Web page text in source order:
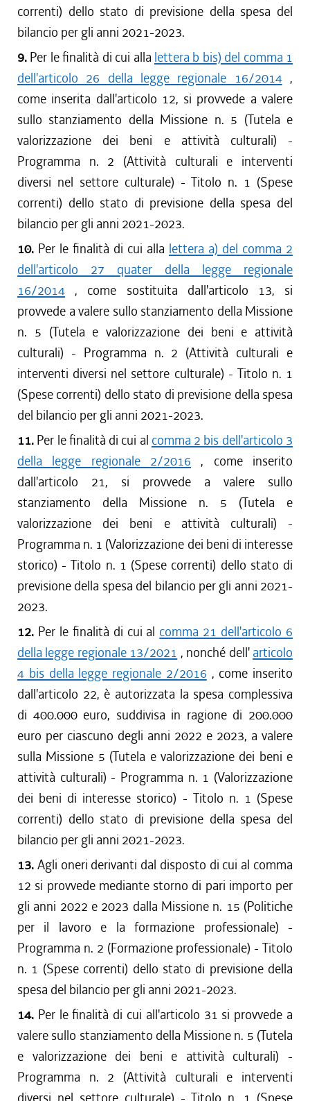
correnti) dello stato di previsione della spesa del
bilancio per gli anni 2021-2023.
9. Per le finalità di cui alla lettera b bis) del comma 1
dell'articolo 26 della legge regionale 16/2014,
come inserita dall'articolo 12, si provvede a valere
sullo stanziamento della Missione n. 5 (Tutela e
valorizzazione dei beni e attività culturali) -
Programma n. 2 (Attività culturali e interventi
diversi nel settore culturale) - Titolo n. 1 (Spese
correnti) dello stato di previsione della spesa del
bilancio per gli anni 2021-2023.
10. Per le finalità di cui alla lettera a) del comma 2
dell'articolo 27 quater della legge regionale
16/2014 , come sostituita dall'articolo 13, si
provvede a valere sullo stanziamento della Missione
n. 5 (Tutela e valorizzazione dei beni e attività
culturali) - Programma n. 2 (Attività culturali e
interventi diversi nel settore culturale) - Titolo n. 1
(Spese correnti) dello stato di previsione della spesa
del bilancio per gli anni 2021-2023.
11. Per le finalità di cui al comma 2 bis dell'articolo 3
della legge regionale 2/2016 , come inserito
dall'articolo 21, si provvede a valere sullo
stanziamento della Missione n. 5 (Tutela e
valorizzazione dei beni e attività culturali) -
Programma n. 1 (Valorizzazione dei beni di interesse
storico) - Titolo n. 1 (Spese correnti) dello stato di
previsione della spesa del bilancio per gli anni 2021-
2023.
12. Per le finalità di cui al comma 21 dell'articolo 6
della legge regionale 13/2021 , nonché dell' articolo
4 bis della legge regionale 2/2016 , come inserito
dall'articolo 22, è autorizzata la spesa complessiva
di 400.000 euro, suddivisa in ragione di 200.000
euro per ciascuno degli anni 2022 e 2023, a valere
sulla Missione 5 (Tutela e valorizzazione dei beni e
attività culturali) - Programma n. 1 (Valorizzazione
dei beni di interesse storico) - Titolo n. 1 (Spese
correnti) dello stato di previsione della spesa del
bilancio per gli anni 2021-2023.
13. Agli oneri derivanti dal disposto di cui al comma
12 si provvede mediante storno di pari importo per
gli anni 2022 e 2023 dalla Missione n. 15 (Politiche
per il lavoro e la formazione professionale) -
Programma n. 2 (Formazione professionale) - Titolo
n. 1 (Spese correnti) dello stato di previsione della
spesa del bilancio per gli anni 2021-2023.
14. Per le finalità di cui all'articolo 31 si provvede a
valere sullo stanziamento della Missione n. 5 (Tutela
e valorizzazione dei beni e attività culturali) -
Programma n. 2 (Attività culturali e interventi